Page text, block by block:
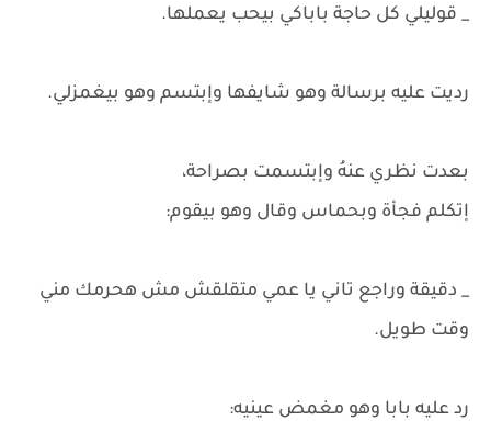
_ قوليلي كل حاجة باباكي بيحب يعملها.
رديت عليه برسالة وهو شايفها وإبتسم وهو بيغمزلي.
بعدت نظري عنهُ وإبتسمت بصراحة،
إتكلم فجأة وبحماس وقال وهو بيقوم:
_ دقيقة وراجع تاني يا عمي متقلقش مش هحرمك مني
وقت طويل.
رد عليه بابا وهو مغمض عينيه: